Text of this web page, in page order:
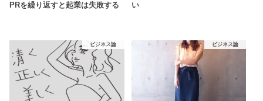
PRを繰り返すと起業は失敗する
い
ビジネス論 ビジネス論